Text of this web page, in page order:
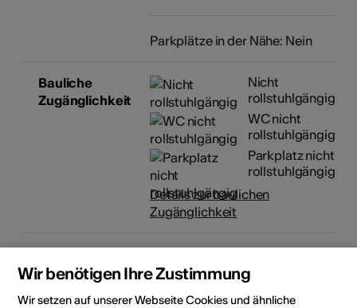
Parkplätze in der Nähe: Nein
Bauliche
Zugänglichkeit
Nicht
rollstuhlgängig
WC nicht
rollstuhlgängig
Parkplatz nicht
rollstuhlgängig
Details zur baulichen
Zugänglichkeit
Lokalität
Wir benötigen Ihre Zustimmung
Wir setzen auf unserer Webseite Cookies und ähnliche